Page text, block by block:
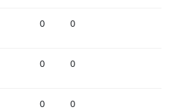
0 0
0 0
0 0